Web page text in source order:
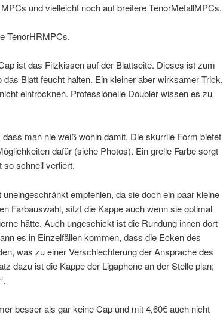
und vielleicht noch auf breitere TenorMetallMPCs.
TenorHRMPCs.
ist das Filzkissen auf der Blattseite. Dieses ist zum
Blatt feucht halten. Ein kleiner aber wirksamer Trick,
eintrocknen. Professionelle Doubler wissen es zu
man nie weiß wohin damit. Die skurrile Form bietet
dafür (siehe Photos). Ein grelle Farbe sorgt
so schnell verliert.
empfehlen, da sie doch ein paar kleine
Farbauswahl, sitzt die Kappe auch wenn sie optimal
hätte. Auch ungeschickt ist die Rundung innen dort
es in Einzelfällen kommen, dass die Ecken des
was zu einer Verschlechterung der Ansprache des
dazu ist die Kappe der Ligaphone an der Stelle plan;
besser als gar keine Cap und mit 4,60€ auch nicht